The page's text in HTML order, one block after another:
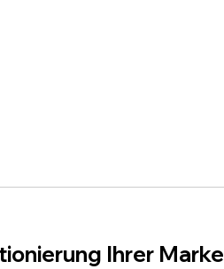
Ihrer Marke